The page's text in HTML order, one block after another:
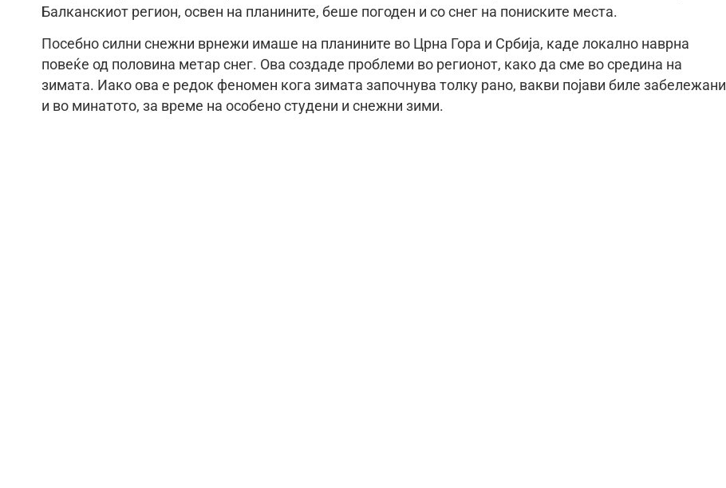
Балканскиот регион, освен на планините, беше погоден и со снег на пониските места.
Посебно силни снежни врнежи имаше на планините во Црна Гора и Србија, каде локално наврна
повеќе од половина метар снег. Ова создаде проблеми во регионот, како да сме во средина на
зимата. Иако ова е редок феномен кога зимата започнува толку рано, вакви појави биле забележани
и во минатото, за време на особено студени и снежни зими.